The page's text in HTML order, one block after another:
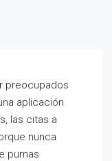
preocupados
aplicación
las citas a
nunca
pumas